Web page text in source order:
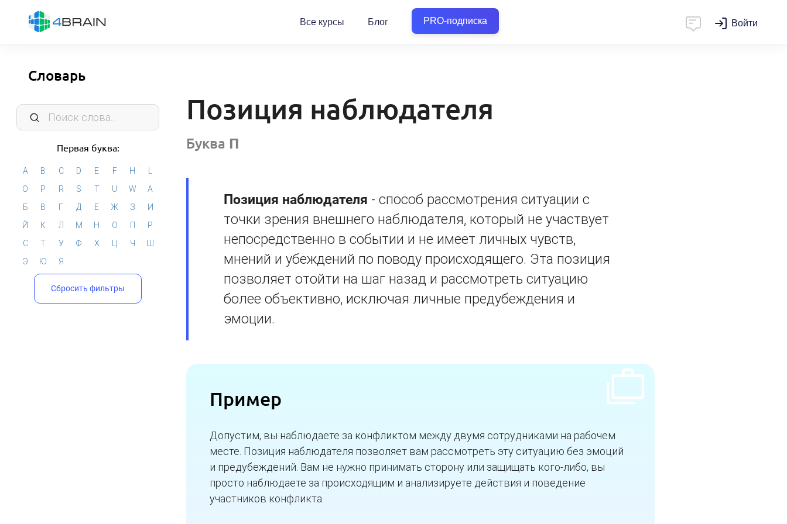
Все курсы Блог PRO-подписка Войти
Словарь
Первая буква:
A B C D E F H
L
O
P R S T U W
А
Б
В Г Д Е Ж З
И
Й
К Л М Н О П
Р
С
Т У Ф Х Ц Ч
Ш
Э
Ю Я
Сбросить фильтры
Позиция наблюдателя
Буква П
Позиция наблюдателя - способ рассмотрения ситуации с
точки зрения внешнего наблюдателя, который не участвует
непосредственно в событии и не имеет личных чувств,
мнений и убеждений по поводу происходящего. Эта позиция
позволяет отойти на шаг назад и рассмотреть ситуацию
более объективно, исключая личные предубеждения и
эмоции.
Пример
Допустим, вы наблюдаете за конфликтом между двумя сотрудниками на рабочем
месте. Позиция наблюдателя позволяет вам рассмотреть эту ситуацию без эмоций
и предубеждений. Вам не нужно принимать сторону или защищать кого-либо, вы
просто наблюдаете за происходящим и анализируете действия и поведение
участников конфликта.